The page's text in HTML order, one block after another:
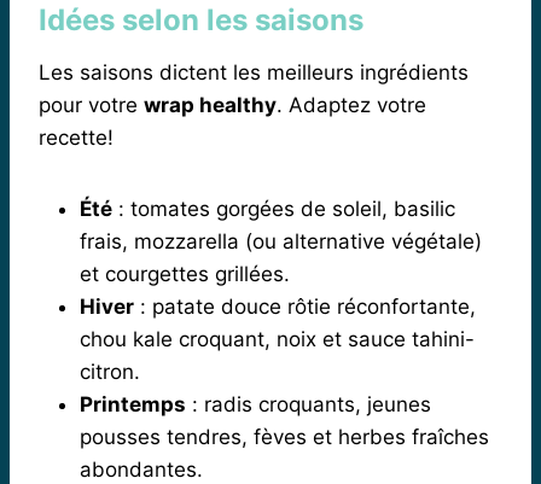
Idées selon les saisons
Les saisons dictent les meilleurs ingrédients
pour votre wrap healthy. Adaptez votre
recette!
Été : tomates gorgées de soleil, basilic
frais, mozzarella (ou alternative végétale)
et courgettes grillées.
Hiver : patate douce rôtie réconfortante,
chou kale croquant, noix et sauce tahini-
citron.
Printemps : radis croquants, jeunes
pousses tendres, fèves et herbes fraîches
abondantes.